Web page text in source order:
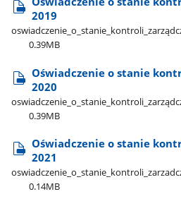
2019
0.39MB
Oświadczenie o stanie
2020
0.39MB
Oświadczenie o stanie
2021
0.14MB